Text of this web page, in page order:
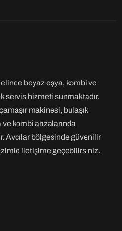
beyaz eşya, kombi ve
servis hizmeti sunmaktadır.
makinesi, bulaşık
kombi arızalarında
Avcılar bölgesinde güvenilir
iletişime geçebilirsiniz.